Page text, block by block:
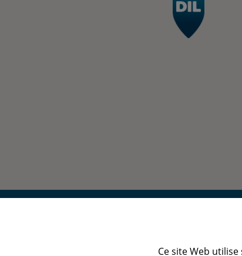
Ce site Web